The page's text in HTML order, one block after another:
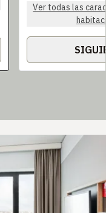
Ver todas las